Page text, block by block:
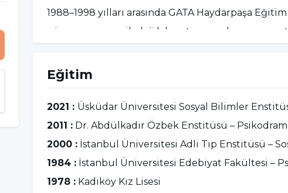
1988–1998 yılları arasında GATA Haydarpaşa
görev yapmış, psikoloji laboratuvarını kurmuş
1990 yılından itibaren Dr. Abdülkadir Özbek
uzun yıllar süren eğitim sürecinin ardından tezini
almıştır.
1997–2000 yılları arasında İstanbul Üniversitesi
yüksek lisans eğitimini tamamlamış, “Sokakta
Sonuçlarının Değerlendirilmesi” başlıklı tez
1998 yılından itibaren Memory Center’da Klinik
Eğitim
2021 : Üsküdar Üniversitesi Sosyal Bilimler
2011 : Dr. Abdülkadir Özbek Enstitüsü –
2000 : İstanbul Üniversitesi Adli Tıp Enstitüsü –
1984 : İstanbul Üniversitesi Edebiyat Fakültesi –
1978 : Kadıköy Kız Lisesi